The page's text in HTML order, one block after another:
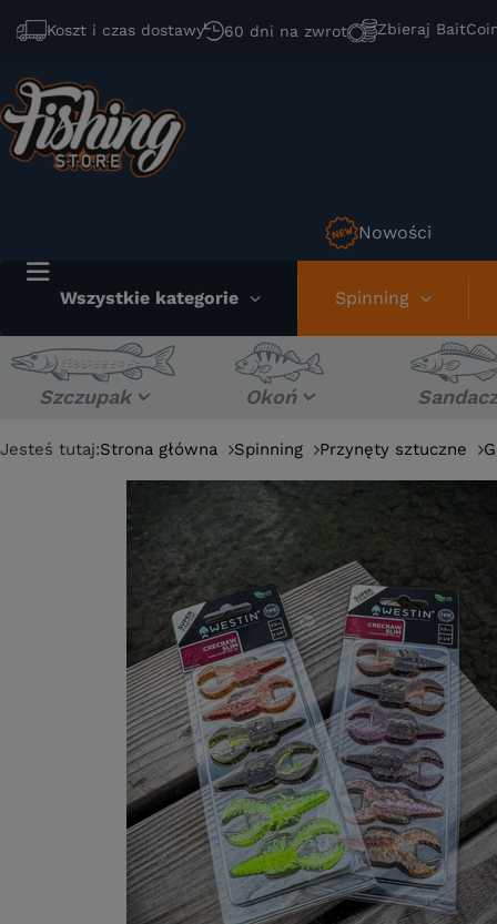
Koszt i czas dostawy 60 dni na zwrot Zbieraj
Nowości
Wszystkie kategorie Spinning
Szczupak Okoń Sandacz
Jesteś tutaj:Strona główna Spinning Przynęty sztuczne